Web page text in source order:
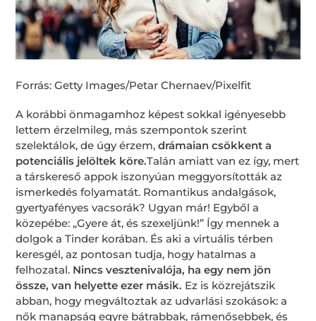
Forrás: Getty Images/Petar Chernaev/Pixelfit
A korábbi önmagamhoz képest sokkal igényesebb
lettem érzelmileg, más szempontok szerint
szelektálok, de úgy érzem,drámaian csökkent a
potenciális jelöltek köre.Talán amiatt van ez így, mert
a társkereső appok iszonyúan meggyorsították az
ismerkedés folyamatát. Romantikus andalgások,
gyertyafényes vacsorák? Ugyan már! Egyből a
közepébe: „Gyere át, és szexeljünk!” Így mennek a
dolgok a Tinder korában. És aki a virtuális térben
keresgél, az pontosan tudja, hogy hatalmas a
felhozatal. Nincs vesztenivalója, ha egy nem jön
össze, van helyette ezer másik. Ez is közrejátszik
abban, hogy megváltoztak az udvarlási szokások: a
nők manapság egyre bátrabbak, rámenősebbek, és